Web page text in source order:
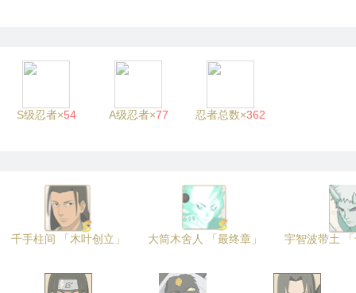
S级忍者×54 A级忍者×77 忍者总数×362
千手柱间 「木叶创立」 大筒木舍人 「最终章」 宇智波带土